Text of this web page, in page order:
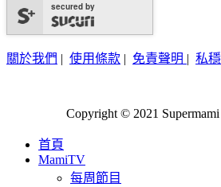
secured by
關於我們 | 使用條款 | 免責聲明 | 私
Copyright © 2021
首頁
MamiTV
每周節目